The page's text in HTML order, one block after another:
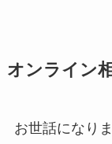
オンライン
お世話になり